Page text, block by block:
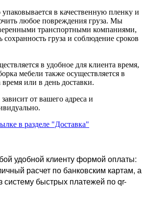
упаковывается в качественную пленку и
любое повреждения груза. Мы
транспортными компаниями,
сохранность груза и соблюдение сроков
в удобное для клиента время,
мебели также осуществляется в
или в день доставки.
от вашего адреса и
в разделе "Доставка"
удобной клиенту формой оплаты:
расчет по банковским картам, а
систему быстрых платежей по qr-